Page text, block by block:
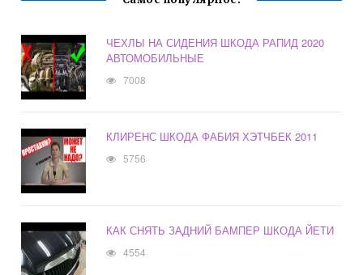
ЧЕХЛЫ НА СИДЕНИЯ ШКОДА РАПИД 2020
АВТОМОБИЛЬНЫЕ
7008
КЛИРЕНС ШКОДА ФАБИЯ ХЭТЧБЕК 2011
5756
КАК СНЯТЬ ЗАДНИЙ БАМПЕР ШКОДА ЙЕТИ
4554